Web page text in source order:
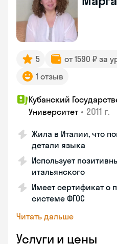
5 от 1590 ₽ за
1 отзыв
Кубанский
Университет • 2011 г.
Жила в Италии, что
детали языка
Использует
итальянского
Имеет сертификат о
системе ФГОС
Читать дальше
Услуги и цены